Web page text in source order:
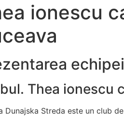
ionescu
Thea ionescu
Dunajska Streda este un club